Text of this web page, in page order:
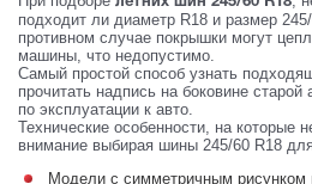
подходит ли диаметр R18 и размер
противном случае покрышки могут
машины, что недопустимо.
Самый простой способ узнать
прочитать надпись на боковине
по эксплуатации к авто.
Технические особенности, на которые
внимание выбирая шины 245/60 R18
Модели с симметричным